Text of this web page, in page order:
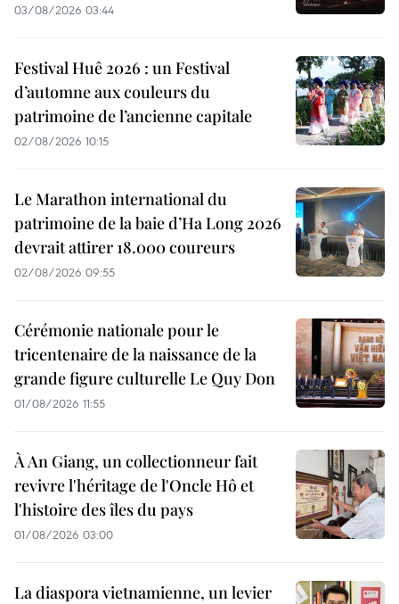
03/08/2026 03:44
Festival Huê 2026 : un Festival
d’automne aux couleurs du
patrimoine de l’ancienne capitale
02/08/2026 10:15
Le Marathon international du
patrimoine de la baie d’Ha Long 2026
devrait attirer 18.000 coureurs
02/08/2026 09:55
Cérémonie nationale pour le
tricentenaire de la naissance de la
grande figure culturelle Le Quy Don
01/08/2026 11:55
À An Giang, un collectionneur fait
revivre l'héritage de l'Oncle Hô et
l'histoire des îles du pays
01/08/2026 03:00
La diaspora vietnamienne, un levier